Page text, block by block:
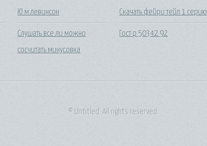
Ю м левинсон
Слушать все ли можно
сосчитать минусовка
Скачать фейри тейл 1 серию
Гост р 50342 92
© Untitled. All rights reserved.